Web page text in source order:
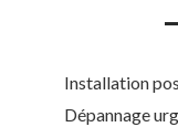
Installation
Dépannage